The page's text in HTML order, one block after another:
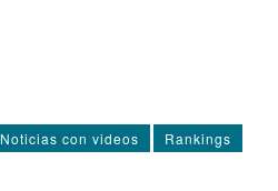
Noticias con videos Rankings